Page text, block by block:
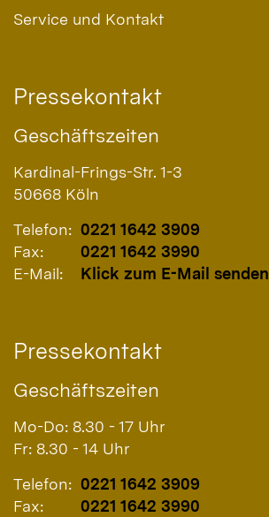
Service und Kontakt
Pressekontakt
Geschäftszeiten
Kardinal-Frings-Str. 1-3
50668 Köln
Telefon: 0221 1642 3909
Fax:
0221 1642 3990
E-Mail:
Klick zum E-Mail senden
Pressekontakt
Geschäftszeiten
Mo-Do: 8.30 - 17 Uhr
Fr: 8.30 - 14 Uhr
Telefon: 0221 1642 3909
Fax:
0221 1642 3990